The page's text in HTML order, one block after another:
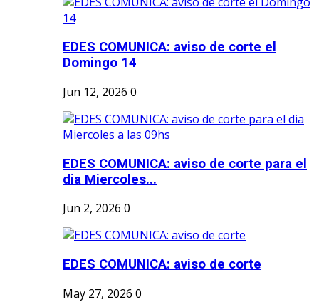
EDES COMUNICA: aviso de corte el
Domingo 14
Jun 12, 2026 0
EDES COMUNICA: aviso de corte para el
dia Miercoles...
Jun 2, 2026 0
EDES COMUNICA: aviso de corte
May 27, 2026 0